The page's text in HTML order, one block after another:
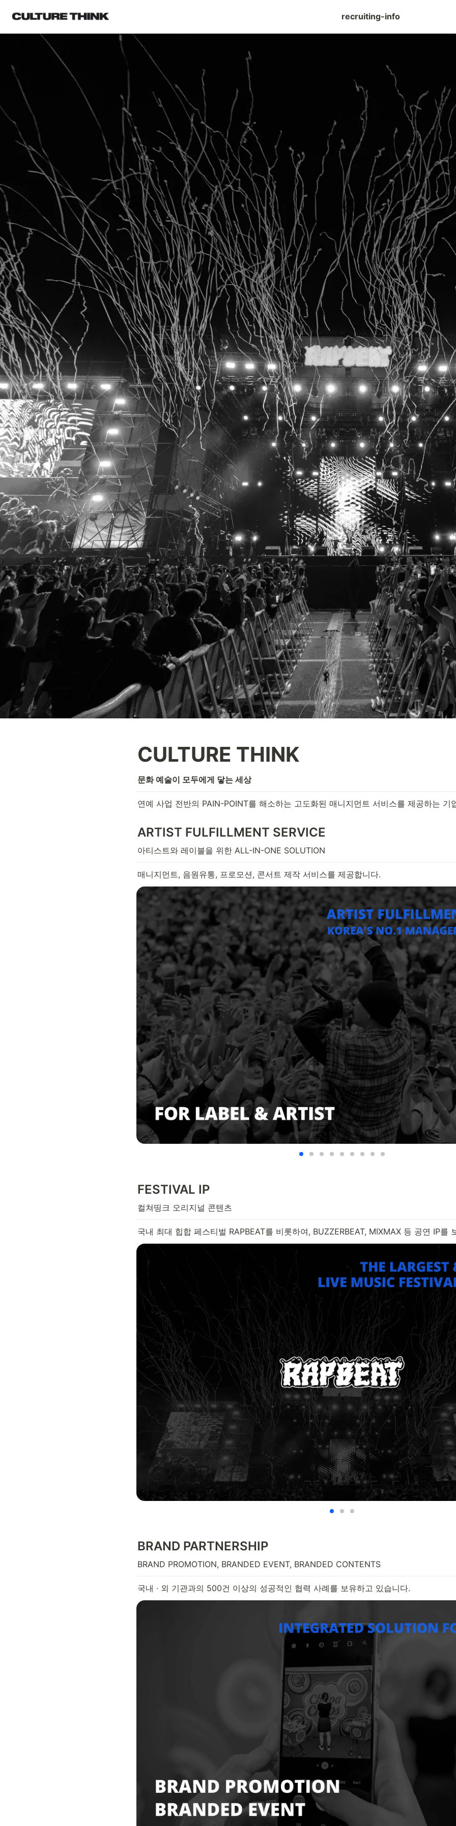
recruiting-info
CULTURE THINK
문화 예술이 모두에게 닿는 세상
연예 사업 전반의 PAIN-POINT를 해소하는 고도화된 매니지먼트 서비스를 제공하는 기
ARTIST FULFILLMENT SERVICE
아티스트와 레이블을 위한 ALL-IN-ONE SOLUTION
매니지먼트, 음원유통, 프로모션, 콘서트 제작 서비스를 제공합니다.
FESTIVAL IP
컬쳐띵크 오리지널 콘텐츠
국내 최대 힙합 페스티벌 RAPBEAT를 비롯하여, BUZZERBEAT, MIXMAX 등 공연 IP를
BRAND PARTNERSHIP
BRAND PROMOTION, BRANDED EVENT, BRANDED CONTENTS
국내 · 외 기관과의 500건 이상의 성공적인 협력 사례를 보유하고 있습니다.